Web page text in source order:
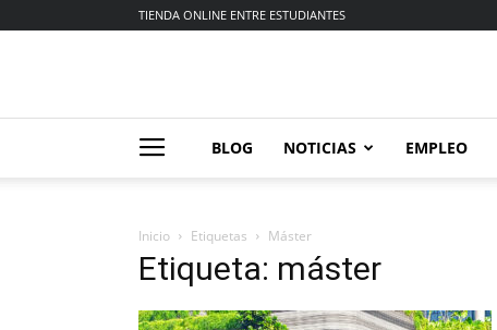
TIENDA ONLINE ENTRE ESTUDIANTES
BLOG NOTICIAS EMPLEO
Inicio Etiquetas Máster
Etiqueta: máster